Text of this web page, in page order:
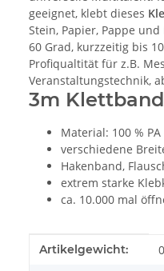
geeignet, klebt dieses
Stein, Papier, Pappe
60 Grad, kurzzeitig bis
Profiqualtität für z.B.
Veranstaltungstechnik,
3m
Material: 100 %
verschiedene
Hakenband,
extrem starke
ca. 10.000 mal
Produkteigenschaft
Wert
Artikelgewicht: